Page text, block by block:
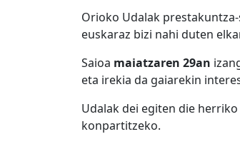
Orioko Udalak
euskaraz bizi nahi duten
Saioa maiatzaren 29an
eta irekia da gaiarekin
Udalak dei egiten die
konpartitzeko.